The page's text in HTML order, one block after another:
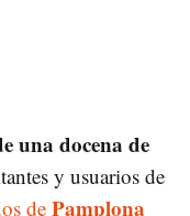
una docena de
y usuarios de
de Pamplona